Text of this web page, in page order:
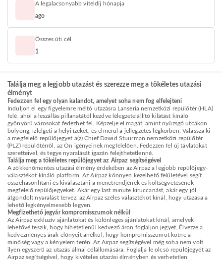
A legalacsonyabb viteldíj hónapja
ago
Összes úti cél
1
Találja meg a legjobb utazást és szerezze meg a tökéletes utazási
élményt
Fedezzen fel egy olyan kalandot, amelyet soha nem fog elfelejteni
Induljon el egy figyelemre méltó utazásra Lanseria nemzetközi repülőtér (HLA)
felé, ahol a leszállás pillanatától kezdve lélegzetelállító kilátást kínáló
gyönyörű városokat fedezhet fel. Képzelje el magát, amint nyüzsgő utcákon
bolyong, ízlelgeti a helyi ízeket, és elmerül a jellegzetes légkörben. Válassza ki
a megfelelő repülőjegyet a(z) Chief Dawid Stuurman nemzetközi repülőtér
(PLZ) repülőtérről, az Ön igényeinek megfelelően. Fedezzen fel új távlatokat
szeretteivel, és tegye nyaralását igazán felejthetetlenné.
Találja meg a tökéletes repülőjegyet az Airpaz segítségével
A zökkenőmentes utazási élmény érdekében az Airpaz a legjobb repülőjegy-
választékot kínáló platform. Az Airpaz könnyen kezelhető felületével segít
összehasonlítani és kiválasztani a menetrendjének és költségvetésének
megfelelő repülőjegyeket. Akár egy last minute kiruccanást, akár egy jól
átgondolt nyaralást tervez, az Airpaz széles választékot kínál, hogy utazása a
lehető legkényelmesebb legyen.
Megfizethető jegyár kompromisszumok nélkül
Az Airpaz exkluzív ajánlatokat és különleges ajánlatokat kínál, amelyek
lehetővé teszik, hogy hihetetlenül kedvező áron foglaljon jegyet. Élvezze a
kedvezményes árak előnyeit anélkül, hogy kompromisszumot kötne a
minőség vagy a kényelem terén. Az Airpaz segítségével még soha nem volt
ilyen egyszerű az utazás álmai célállomására. Foglalja le olcsó repülőjegyét az
Airpaz segítségével, hogy kivételes utazási élményben és verhetetlen